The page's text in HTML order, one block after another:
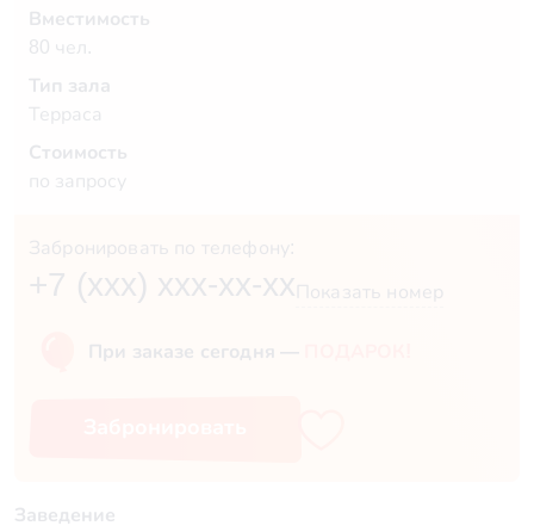
Вместимость
80 чел.
Тип зала
Терраса
Стоимость
по запросу
Забронировать по телефону:
+7 (xxx) xxx-xx-xx Показать номер
При заказе сегодня —
Заведение